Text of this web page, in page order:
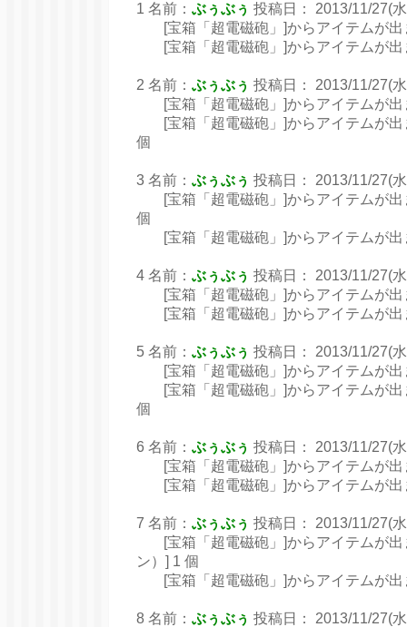
1 名前： ぶぅぶぅ 投稿日： 2013/11/27(
[宝箱「超電磁砲」]からアイテムが
[宝箱「超電磁砲」]からアイテムが
2 名前： ぶぅぶぅ 投稿日： 2013/11/27(
[宝箱「超電磁砲」]からアイテムが
[宝箱「超電磁砲」]からアイテムが
個
3 名前： ぶぅぶぅ 投稿日： 2013/11/27(
[宝箱「超電磁砲」]からアイテムが
個
[宝箱「超電磁砲」]からアイテムが
4 名前： ぶぅぶぅ 投稿日： 2013/11/27(
[宝箱「超電磁砲」]からアイテムが
[宝箱「超電磁砲」]からアイテムが
5 名前： ぶぅぶぅ 投稿日： 2013/11/27(
[宝箱「超電磁砲」]からアイテムが
[宝箱「超電磁砲」]からアイテムが
個
6 名前： ぶぅぶぅ 投稿日： 2013/11/27(
[宝箱「超電磁砲」]からアイテムが
[宝箱「超電磁砲」]からアイテムが
7 名前： ぶぅぶぅ 投稿日： 2013/11/27(
[宝箱「超電磁砲」]からアイテムが
ン）] 1 個
[宝箱「超電磁砲」]からアイテムが
8 名前： ぶぅぶぅ 投稿日： 2013/11/27(